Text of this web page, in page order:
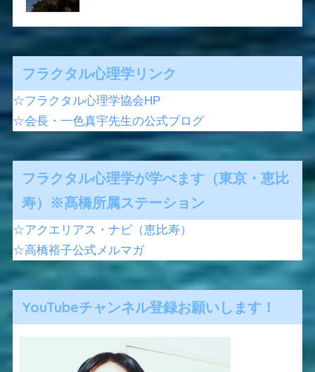
フラクタル心理学リンク
☆フラクタル心理学協会HP
☆会長・一色真宇先生の公式ブログ
フラクタル心理学が学べます（東京・恵比
寿）※髙橋所属ステーション
☆アクエリアス・ナビ（恵比寿）
☆高橋裕子公式メルマガ
YouTubeチャンネル登録お願いします！